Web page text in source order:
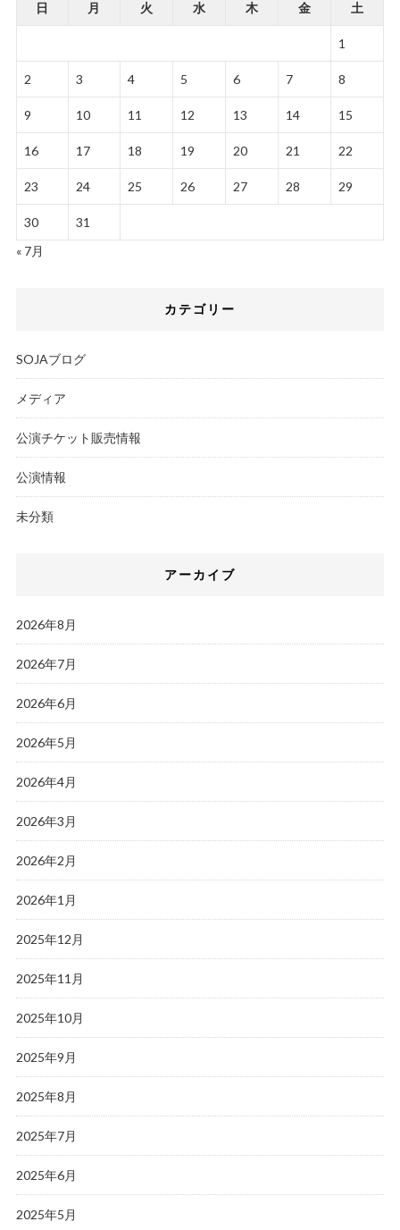
日
月 火 水 木 金 土
1
2 3 4 5 6 7 8
9 10 11 12 13 14 15
16 17 18 19 20 21 22
23 24 25 26 27 28 29
30
31
« 7月
カテゴリー
SOJAブログ
メディア
公演チケット販売情報
公演情報
未分類
アーカイブ
2026年8月
2026年7月
2026年6月
2026年5月
2026年4月
2026年3月
2026年2月
2026年1月
2025年12月
2025年11月
2025年10月
2025年9月
2025年8月
2025年7月
2025年6月
2025年5月